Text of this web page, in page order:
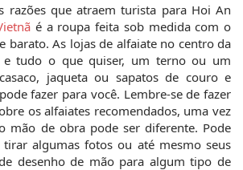
razões que atraem turista para Hoi An
é a roupa feita sob medida com o
barato. As lojas de alfaiate no centro da
tudo o que quiser, um terno ou um
jaqueta ou sapatos de couro e
fazer para você. Lembre-se de fazer
os alfaiates recomendados, uma vez
mão de obra pode ser diferente. Pode
algumas fotos ou até mesmo seus
desenho de mão para algum tipo de